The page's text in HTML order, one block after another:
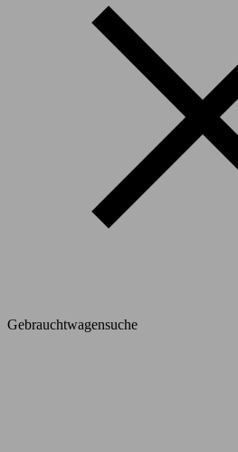
Gebrauchtwagensuche